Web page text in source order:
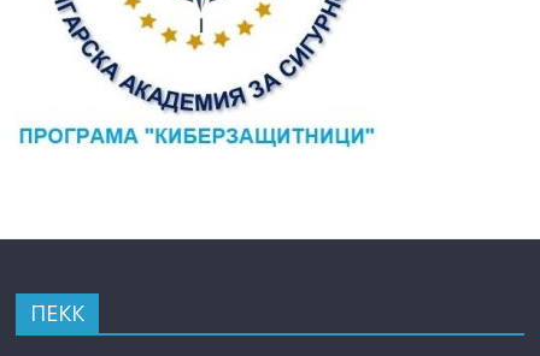
ПЕКК